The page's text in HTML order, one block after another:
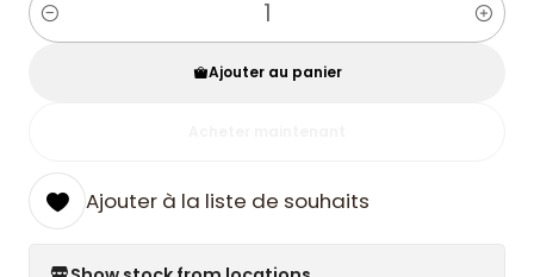
Quantité
Ajouter au panier
Ajouter à la liste de souhaits